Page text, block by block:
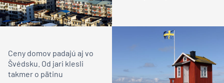
Ceny domov padajú aj vo
Švédsku. Od jari klesli
takmer o pätinu